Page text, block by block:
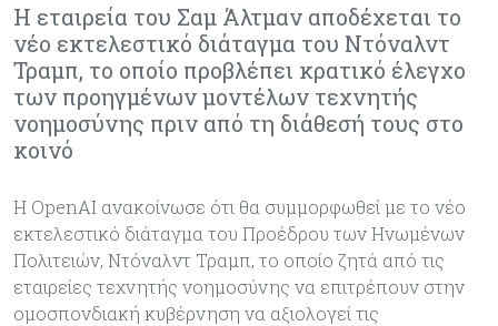
Η εταιρεία του Σαμ Άλτμαν αποδέχεται το
νέο εκτελεστικό διάταγμα του Ντόναλντ
Τραμπ, το οποίο προβλέπει κρατικό έλεγχο
των προηγμένων μοντέλων τεχνητής
νοημοσύνης πριν από τη διάθεσή τους στο
κοινό
Η OpenAI ανακοίνωσε ότι θα συμμορφωθεί με το νέο
εκτελεστικό διάταγμα του Προέδρου των Ηνωμένων
Πολιτειών, Ντόναλντ Τραμπ, το οποίο ζητά από τις
εταιρείες τεχνητής νοημοσύνης να επιτρέπουν στην
ομοσπονδιακή κυβέρνηση να αξιολογεί τις